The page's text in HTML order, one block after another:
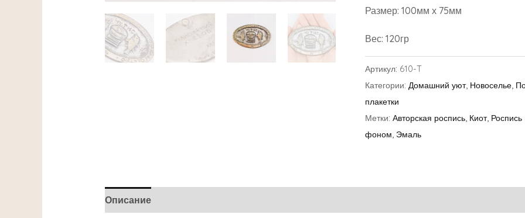
Размер: 100мм х 75мм
Вес: 120гр
Артикул: 610-T
Категории: Домашний уют, Новоселье,
плакетки
Метки: Авторская роспись, Киот, Роспись
фоном, Эмаль
Описание